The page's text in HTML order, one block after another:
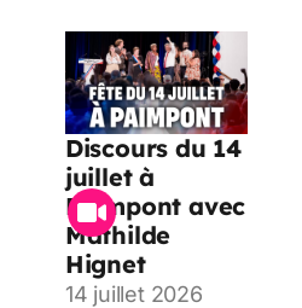
Discours du 14
juillet à
Paimpont avec
Mathilde
Hignet
14 juillet 2026